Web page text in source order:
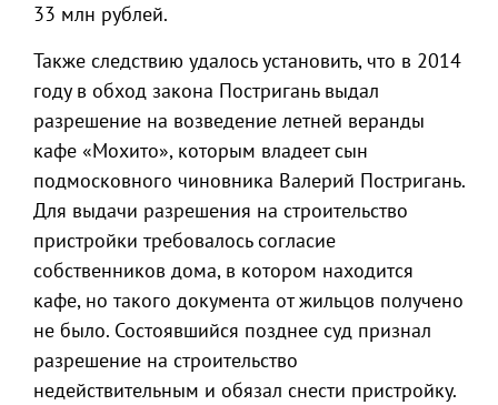
33 млн рублей.
Также следствию удалось установить, что в 2014
году в обход закона Постригань выдал
разрешение на возведение летней веранды
кафе «Мохито», которым владеет сын
подмосковного чиновника Валерий Постригань.
Для выдачи разрешения на строительство
пристройки требовалось согласие
собственников дома, в котором находится
кафе, но такого документа от жильцов получено
не было. Состоявшийся позднее суд признал
разрешение на строительство
недействительным и обязал снести пристройку.